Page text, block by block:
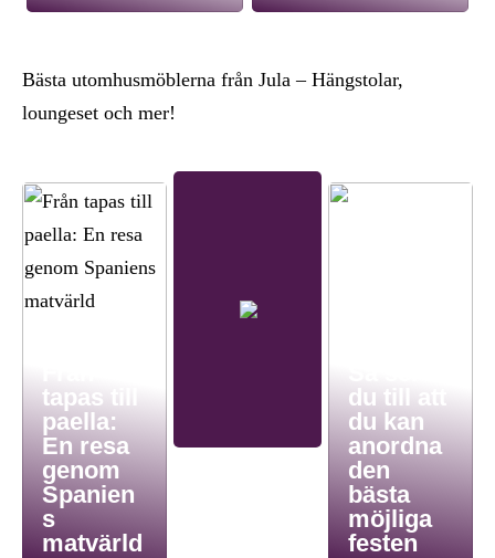
Bästa utomhusmöblerna från Jula – Hängstolar,
loungeset och mer!
tapas till
paella:
En resa
genom
Spanien
s
matvärld
du till att
du kan
anordna
den
bästa
möjliga
festen